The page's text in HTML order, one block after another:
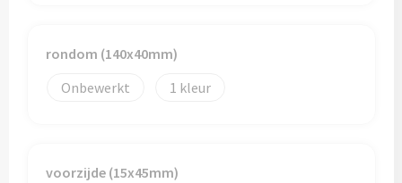
rondom (140x40mm)
Onbewerkt
1
voorzijde (15x45mm)